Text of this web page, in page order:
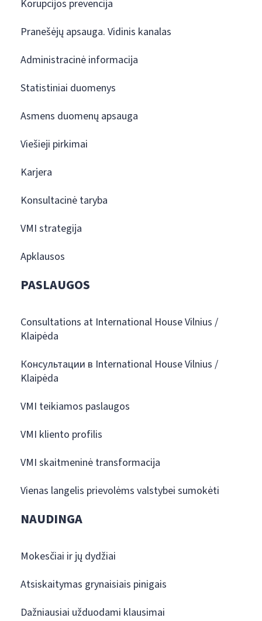
Korupcijos prevencija
Pranešėjų apsauga. Vidinis kanalas
Administracinė informacija
Statistiniai duomenys
Asmens duomenų apsauga
Viešieji pirkimai
Karjera
Konsultacinė taryba
VMI strategija
Apklausos
PASLAUGOS
Consultations at International House Vilnius /
Klaipėda
Консультации в International House Vilnius /
Klaipėda
VMI teikiamos paslaugos
VMI kliento profilis
VMI skaitmeninė transformacija
Vienas langelis prievolėms valstybei sumokėti
NAUDINGA
Mokesčiai ir jų dydžiai
Atsiskaitymas grynaisiais pinigais
Dažniausiai užduodami klausimai